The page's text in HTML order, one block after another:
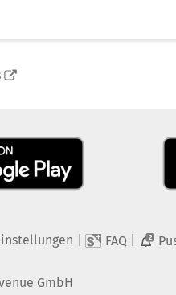
FAQ 2
GmbH